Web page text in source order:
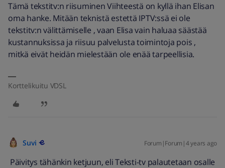
Tämä tekstitv:n riisuminen Viihteestä on kyllä ihan Elisan
oma hanke. Mitään teknistä estettä IPTV:ssä ei ole
tekstitv:n välittämiselle , vaan Elisa vain haluaa säästää
kustannuksissa ja riisuu palvelusta toimintoja pois ,
mitkä eivät heidän mielestään ole enää tarpeellisia.
Korttelikuitu VDSL
Suvi Forum|Forum|4 years ago
Päivitys tähänkin ketjuun, eli Teksti-tv palautetaan osalle